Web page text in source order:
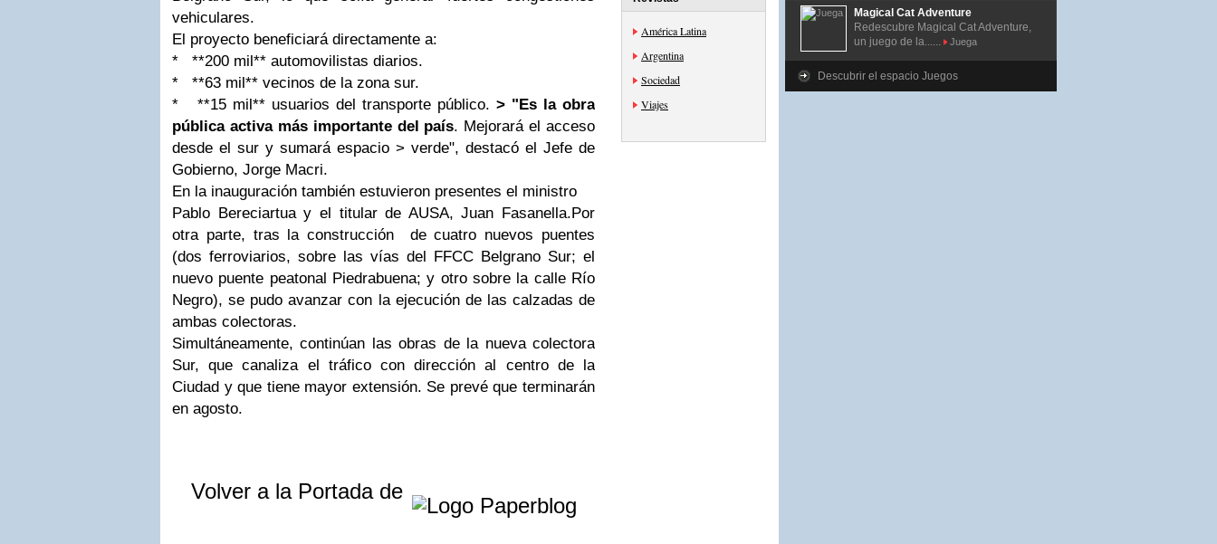
vehiculares.
El proyecto beneficiará directamente a:
* **200 mil** automovilistas diarios.
* **63 mil** vecinos de la zona sur.
* **15 mil** usuarios del transporte público. > "Es la obra
pública activa más importante del país. Mejorará el acceso
desde el sur y sumará espacio > verde", destacó el Jefe de
Gobierno, Jorge Macri.
En la inauguración también estuvieron presentes el ministro
Pablo Bereciartua y el titular de AUSA, Juan Fasanella.Por
otra parte, tras la construcción
de cuatro nuevos puentes
(dos ferroviarios, sobre las vías del FFCC Belgrano Sur; el
nuevo puente peatonal Piedrabuena; y otro sobre la calle Río
Negro), se pudo avanzar con la ejecución de las calzadas de
ambas colectoras.
Simultáneamente, continúan las obras de la nueva colectora
Sur, que canaliza el tráfico con dirección al centro de la
Ciudad y que tiene mayor extensión. Se prevé que terminarán
en agosto.
Volver a la Portada de
América Latina
Argentina
Sociedad
Viajes
Magical Cat Adventure
Redescubre Magical Cat Adventure,
un juego de la......
Juega
Descubrir el espacio Juegos